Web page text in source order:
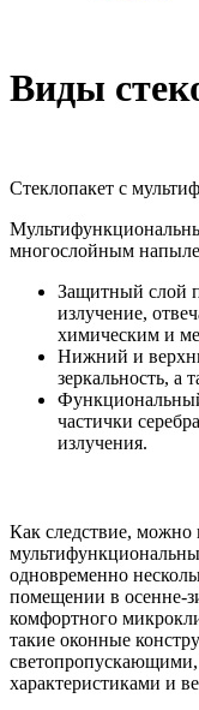
Виды
Стеклопакет с
многослойным
Защитный слой
излучение,
химическим и
Нижний и
зеркальность, а
частички
излучения.
Как следствие, можно
одновременно
помещении в осенне-
комфортного
такие оконные
характеристиками и